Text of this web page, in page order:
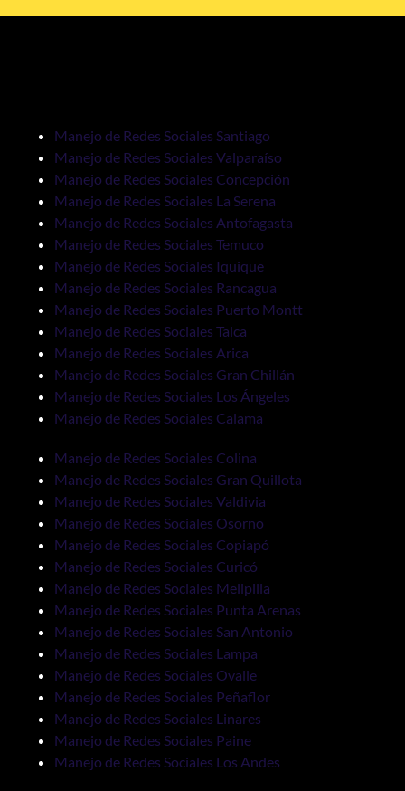
Manejo de Redes Sociales Santiago
Manejo de Redes Sociales Valparaíso
Manejo de Redes Sociales Concepción
Manejo de Redes Sociales La Serena
Manejo de Redes Sociales Antofagasta
Manejo de Redes Sociales Temuco
Manejo de Redes Sociales Iquique
Manejo de Redes Sociales Rancagua
Manejo de Redes Sociales Puerto Montt
Manejo de Redes Sociales Talca
Manejo de Redes Sociales Arica
Manejo de Redes Sociales Gran Chillán
Manejo de Redes Sociales Los Ángeles
Manejo de Redes Sociales Calama
Manejo de Redes Sociales Colina
Manejo de Redes Sociales Gran Quillota
Manejo de Redes Sociales Valdivia
Manejo de Redes Sociales Osorno
Manejo de Redes Sociales Copiapó
Manejo de Redes Sociales Curicó
Manejo de Redes Sociales Melipilla
Manejo de Redes Sociales Punta Arenas
Manejo de Redes Sociales San Antonio
Manejo de Redes Sociales Lampa
Manejo de Redes Sociales Ovalle
Manejo de Redes Sociales Peñaflor
Manejo de Redes Sociales Linares
Manejo de Redes Sociales Paine
Manejo de Redes Sociales Los Andes